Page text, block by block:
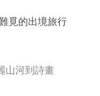
覓的出境旅行